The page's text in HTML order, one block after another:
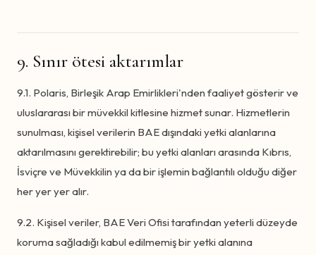
9. Sınır ötesi aktarımlar
9.1. Polaris, Birleşik Arap Emirlikleri'nden faaliyet gösterir ve
uluslararası bir müvekkil kitlesine hizmet sunar. Hizmetlerin
sunulması, kişisel verilerin BAE dışındaki yetki alanlarına
aktarılmasını gerektirebilir; bu yetki alanları arasında Kıbrıs,
İsviçre ve Müvekkilin ya da bir işlemin bağlantılı olduğu diğer
her yer yer alır.
9.2. Kişisel veriler, BAE Veri Ofisi tarafından yeterli düzeyde
koruma sağladığı kabul edilmemiş bir yetki alanına